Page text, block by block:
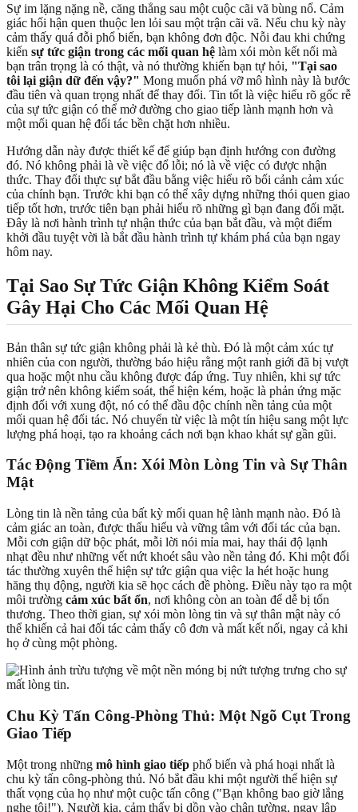
Sự im lặng nặng nề, căng thẳng sau một cuộc cãi vã bùng nổ. Cảm
giác hối hận quen thuộc len lỏi sau một trận cãi vã. Nếu chu kỳ này
cảm thấy quá đỗi phổ biến, bạn không đơn độc. Nỗi đau khi chứng
kiến sự tức giận trong các mối quan hệ làm xói mòn kết nối mà
bạn trân trọng là có thật, và nó thường khiến bạn tự hỏi, "Tại sao
tôi lại giận dữ đến vậy?" Mong muốn phá vỡ mô hình này là bước
đầu tiên và quan trọng nhất để thay đổi. Tin tốt là việc hiểu rõ gốc rễ
của sự tức giận có thể mở đường cho giao tiếp lành mạnh hơn và
một mối quan hệ đối tác bền chặt hơn nhiều.
Hướng dẫn này được thiết kế để giúp bạn định hướng con đường
đó. Nó không phải là về việc đổ lỗi; nó là về việc có được nhận
thức. Thay đổi thực sự bắt đầu bằng việc hiểu rõ bối cảnh cảm xúc
của chính bạn. Trước khi bạn có thể xây dựng những thói quen giao
tiếp tốt hơn, trước tiên bạn phải hiểu rõ những gì bạn đang đối mặt.
Đây là nơi hành trình tự nhận thức của bạn bắt đầu, và một điểm
khởi đầu tuyệt vời là bắt đầu hành trình tự khám phá của bạn ngay
hôm nay.
Tại Sao Sự Tức Giận Không Kiểm Soát
Gây Hại Cho Các Mối Quan Hệ
Bản thân sự tức giận không phải là kẻ thù. Đó là một cảm xúc tự
nhiên của con người, thường báo hiệu rằng một ranh giới đã bị vượt
qua hoặc một nhu cầu không được đáp ứng. Tuy nhiên, khi sự tức
giận trở nên không kiểm soát, thể hiện kém, hoặc là phản ứng mặc
định đối với xung đột, nó có thể đầu độc chính nền tảng của một
mối quan hệ đối tác. Nó chuyển từ việc là một tín hiệu sang một lực
lượng phá hoại, tạo ra khoảng cách nơi bạn khao khát sự gần gũi.
Tác Động Tiềm Ẩn: Xói Mòn Lòng Tin và Sự Thân
Mật
Lòng tin là nền tảng của bất kỳ mối quan hệ lành mạnh nào. Đó là
cảm giác an toàn, được thấu hiểu và vững tâm với đối tác của bạn.
Mỗi cơn giận dữ bộc phát, mỗi lời nói mỉa mai, hay thái độ lạnh
nhạt đều như những vết nứt khoét sâu vào nền tảng đó. Khi một đối
tác thường xuyên thể hiện sự tức giận qua việc la hét hoặc hung
hăng thụ động, người kia sẽ học cách đề phòng. Điều này tạo ra một
môi trường cảm xúc bất ổn, nơi không còn an toàn để dễ bị tổn
thương. Theo thời gian, sự xói mòn lòng tin và sự thân mật này có
thể khiến cả hai đối tác cảm thấy cô đơn và mất kết nối, ngay cả khi
họ ở cùng một phòng.
Chu Kỳ Tấn Công-Phòng Thủ: Một Ngõ Cụt Trong
Giao Tiếp
Một trong những mô hình giao tiếp phổ biến và phá hoại nhất là
chu kỳ tấn công-phòng thủ. Nó bắt đầu khi một người thể hiện sự
thất vọng của họ như một cuộc tấn công ("Bạn không bao giờ lắng
nghe tôi!"). Người kia, cảm thấy bị dồn vào chân tường, ngay lập